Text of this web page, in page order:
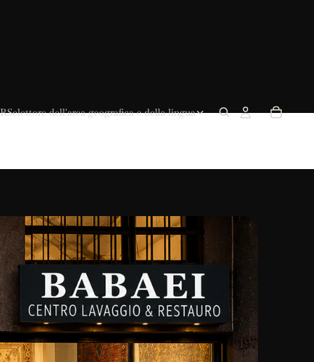
Selettore dell'area geografica e della lingua